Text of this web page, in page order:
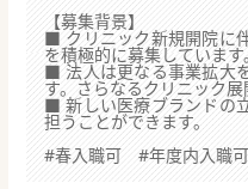
【募集背景】
■ クリニック新規開院に
を積極的に募集しています。
■ 法人は更なる事業拡大
す。さらなるクリニック
■ 新しい医療ブランドの
担うことができます。
#春入職可 #年度内入職